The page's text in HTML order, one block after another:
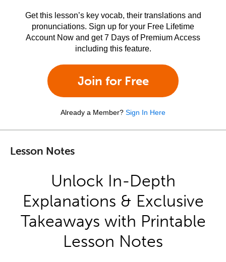
Get this lesson’s key vocab, their translations and
pronunciations. Sign up for your Free Lifetime
Account Now and get 7 Days of Premium Access
including this feature.
Join for Free
Already a Member? Sign In Here
Lesson Notes
Unlock In-Depth
Explanations & Exclusive
Takeaways with Printable
Lesson Notes